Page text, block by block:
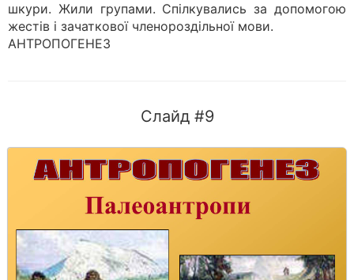
шкури. Жили групами. Спілкувались за допомогою
жестів і зачаткової членороздільної мови.
АНТРОПОГЕНЕЗ
Слайд #9